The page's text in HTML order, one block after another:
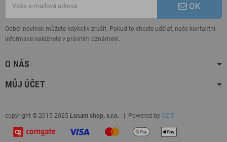
OK
Odběr novinek můžete kdykoliv zrušit. Pokud to chcete udělat, naše kontaktní
informace naleznete v právním oznámení.
O NÁS
MŮJ ÚČET
copyright © 2015-2025 Lusam shop, s.r.o. | Powered by OZIT